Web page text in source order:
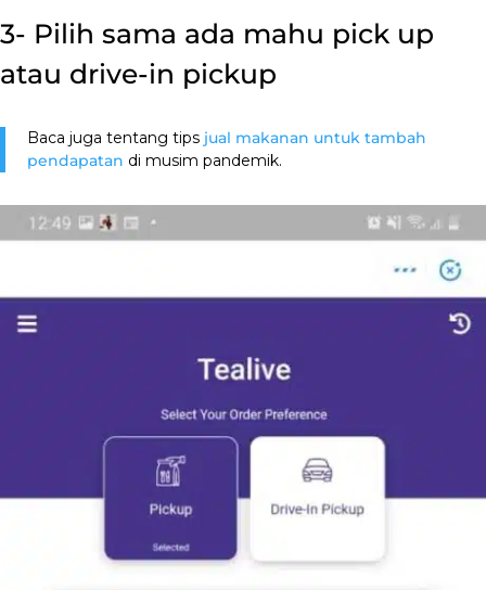
3- Pilih sama ada mahu pick up
atau drive-in pickup
Baca juga tentang tips jual makanan untuk tambah
pendapatan di musim pandemik.